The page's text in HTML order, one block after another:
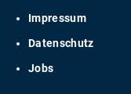
Impressum
Datenschutz
Jobs